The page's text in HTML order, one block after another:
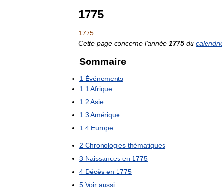
1775
1775
Cette page concerne l'année 1775 du
Sommaire
1 Événements
1 1 Afrique
1 2 Asie
1 3 Amérique
1 4 Europe
2 Chronologies thématiques
3 Naissances en 1775
4 Décès en 1775
5 Voir aussi